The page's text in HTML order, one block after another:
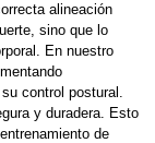
alineación
sino que lo
En nuestro
control postural.
y duradera. Esto
de